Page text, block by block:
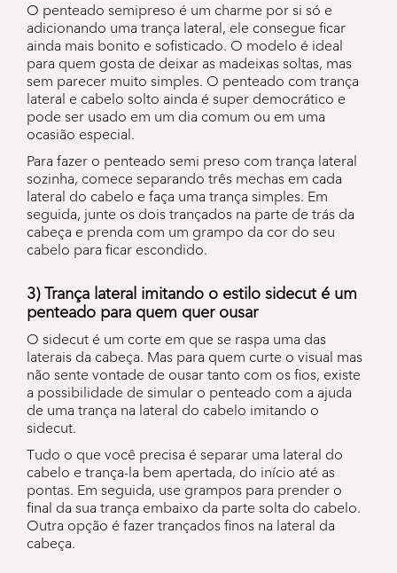
O penteado semipreso é um charme por si só e
adicionando uma trança lateral, ele consegue ficar
ainda mais bonito e sofisticado. O modelo é ideal
para quem gosta de deixar as madeixas soltas, mas
sem parecer muito simples. O penteado com trança
lateral e cabelo solto ainda é super democrático e
pode ser usado em um dia comum ou em uma
ocasião especial.
Para fazer o penteado semi preso com trança lateral
sozinha, comece separando três mechas em cada
lateral do cabelo e faça uma trança simples. Em
seguida, junte os dois trançados na parte de trás da
cabeça e prenda com um grampo da cor do seu
cabelo para ficar escondido.
3) Trança lateral imitando o estilo sidecut é um
penteado para quem quer ousar
O sidecut é um corte em que se raspa uma das
laterais da cabeça. Mas para quem curte o visual mas
não sente vontade de ousar tanto com os fios, existe
a possibilidade de simular o penteado com a ajuda
de uma trança na lateral do cabelo imitando o
sidecut.
Tudo o que você precisa é separar uma lateral do
cabelo e trança-la bem apertada, do início até as
pontas. Em seguida, use grampos para prender o
final da sua trança embaixo da parte solta do cabelo.
Outra opção é fazer trançados finos na lateral da
cabeça.